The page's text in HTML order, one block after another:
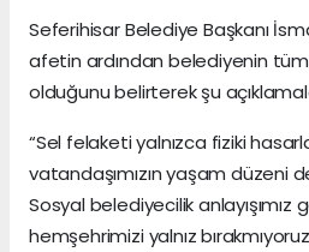
Seferihisar Belediye Başkanı
afetin ardından belediyenin
olduğunu belirterek şu
“Sel felaketi yalnızca fiziki
vatandaşımızın yaşam düzeni
Sosyal belediyecilik anlayışımız
hemşehrimizi yalnız